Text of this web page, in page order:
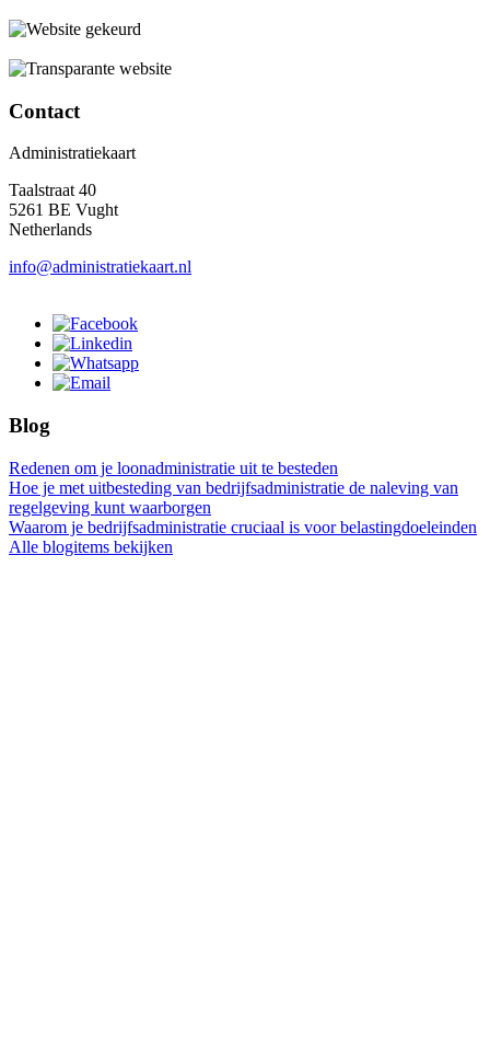
Contact
Administratiekaart
Taalstraat 40
5261 BE Vught
Netherlands
info@administratiekaart.nl
Blog
Redenen om je loonadministratie uit te besteden
Hoe je met uitbesteding van bedrijfsadministratie de naleving van
regelgeving kunt waarborgen
Waarom je bedrijfsadministratie cruciaal is voor belastingdoeleinden
Alle blogitems bekijken